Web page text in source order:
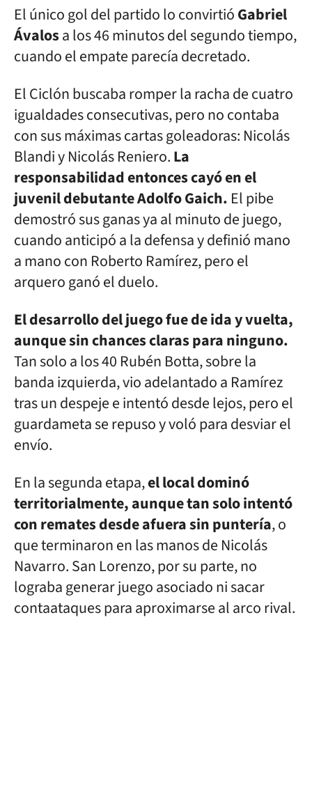
El único gol del partido lo convirtióGabriel
Ávalosa los 46 minutos del segundo tiempo,
cuando el empate parecía decretado.
El Ciclón buscaba romper la racha de cuatro
igualdades consecutivas, pero no contaba
con sus máximas cartas goleadoras: Nicolás
Blandi y Nicolás Reniero.La
responsabilidad entonces cayó en el
juvenil debutante Adolfo Gaich. El pibe
demostró sus ganas ya al minuto de juego,
cuando anticipó a la defensa y definió mano
a mano con Roberto Ramírez, pero el
arquero ganó el duelo.
El desarrollo del juego fue de ida y vuelta,
aunque sin chances claras para ninguno.
Tan solo a los 40 Rubén Botta, sobre la
banda izquierda, vio adelantado a Ramírez
tras un despeje e intentó desde lejos, pero el
guardameta se repuso y voló para desviar el
envío.
En la segunda etapa,el local dominó
territorialmente, aunque tan solo intentó
con remates desde afuera sin puntería, o
que terminaron en las manos de Nicolás
Navarro. San Lorenzo, por su parte, no
lograba generar juego asociado ni sacar
contaataques para aproximarse al arco rival.